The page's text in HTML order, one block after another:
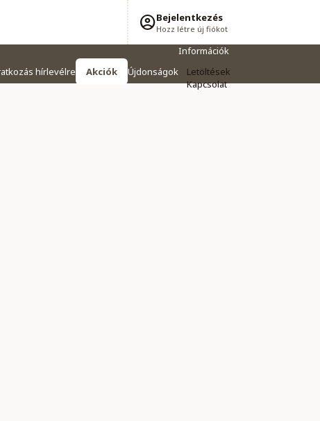
Bejelentkezés
Hozz létre új fiókot
hírlevélre Akciók Újdonságok
Információk
Letöltések
Kapcsolat